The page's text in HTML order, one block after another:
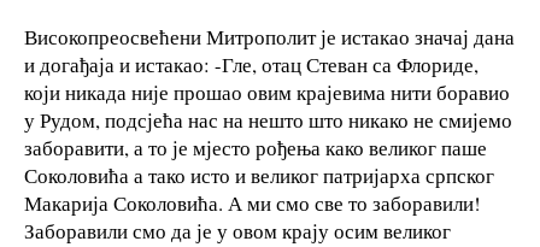
Високопреосвећени Митрополит је истакао значај дана
и догађаја и истакао: -Гле, отац Стеван са Флориде,
који никада није прошао овим крајевима нити боравио
у Рудом, подсјећа нас на нешто што никако не смијемо
заборавити, а то је мјесто рођења како великог паше
Соколовића а тако исто и великог патријарха српског
Макарија Соколовића. А ми смо све то заборавили!
Заборавили смо да је у овом крају осим великог